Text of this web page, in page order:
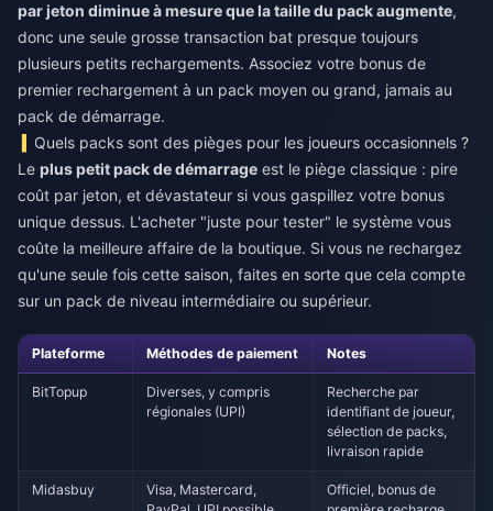
par jeton diminue à mesure que la taille du pack augmente,
donc une seule grosse transaction bat presque toujours
plusieurs petits rechargements. Associez votre bonus de
premier rechargement à un pack moyen ou grand, jamais au
pack de démarrage.
Quels packs sont des pièges pour les joueurs occasionnels ?
Le plus petit pack de démarrage est le piège classique : pire
coût par jeton, et dévastateur si vous gaspillez votre bonus
unique dessus. L'acheter "juste pour tester" le système vous
coûte la meilleure affaire de la boutique. Si vous ne rechargez
qu'une seule fois cette saison, faites en sorte que cela compte
sur un pack de niveau intermédiaire ou supérieur.
Plateforme Méthodes de paiement Notes
BitTopup
Diverses, y compris
régionales (UPI)
Recherche par
identifiant de joueur,
sélection de packs,
livraison rapide
Midasbuy
Visa, Mastercard,
Officiel, bonus de